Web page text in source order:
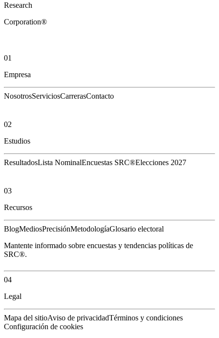
Research
Corporation®
01
Empresa
NosotrosServiciosCarrerasContacto
02
Estudios
ResultadosLista NominalEncuestas SRC®Elecciones 2027
03
Recursos
BlogMediosPrecisiónMetodologíaGlosario electoral
Mantente informado sobre encuestas y tendencias políticas de
SRC®.
04
Legal
Mapa del sitioAviso de privacidadTérminos y condiciones
Configuración de cookies